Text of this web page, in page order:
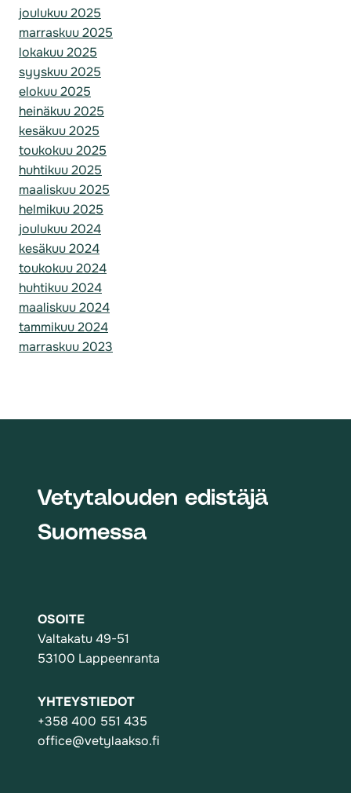
joulukuu 2025
marraskuu 2025
lokakuu 2025
syyskuu 2025
elokuu 2025
heinäkuu 2025
kesäkuu 2025
toukokuu 2025
huhtikuu 2025
maaliskuu 2025
helmikuu 2025
joulukuu 2024
kesäkuu 2024
toukokuu 2024
huhtikuu 2024
maaliskuu 2024
tammikuu 2024
marraskuu 2023
Vetytalouden edistäjä
Suomessa
OSOITE
Valtakatu 49-51
53100 Lappeenranta
YHTEYSTIEDOT
+358 400 551 435
office@vetylaakso.fi